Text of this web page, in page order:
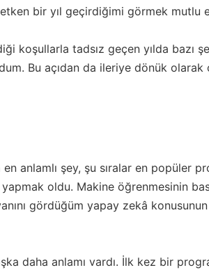
bir yıl geçirdiğimi görmek mutlu
koşullarla tadsız geçen yılda bazı
Bu açıdan da ileriye dönük olarak
anlamlı şey, şu sıralar en popüler
oldu. Makine öğrenmesinin
gördüğüm yapay zekâ
daha anlamı vardı. İlk kez bir